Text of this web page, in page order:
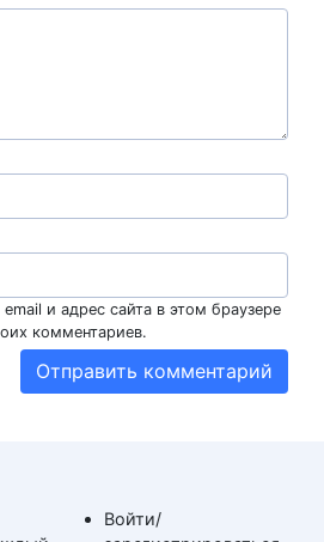
и адрес сайта в этом браузере
комментариев.
Войти/